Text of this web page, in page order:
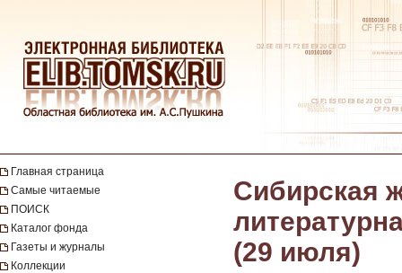
Главная страница
Самые читаемые
ПОИСК
Каталог фонда
Газеты и журналы
Коллекции
Сибирская
(29 июля)